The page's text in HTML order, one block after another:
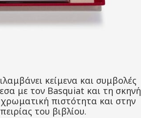
κείμενα και συμβολές
με τον Basquiat και τη σκηνή
πιστότητα και στην
του βιβλίου.